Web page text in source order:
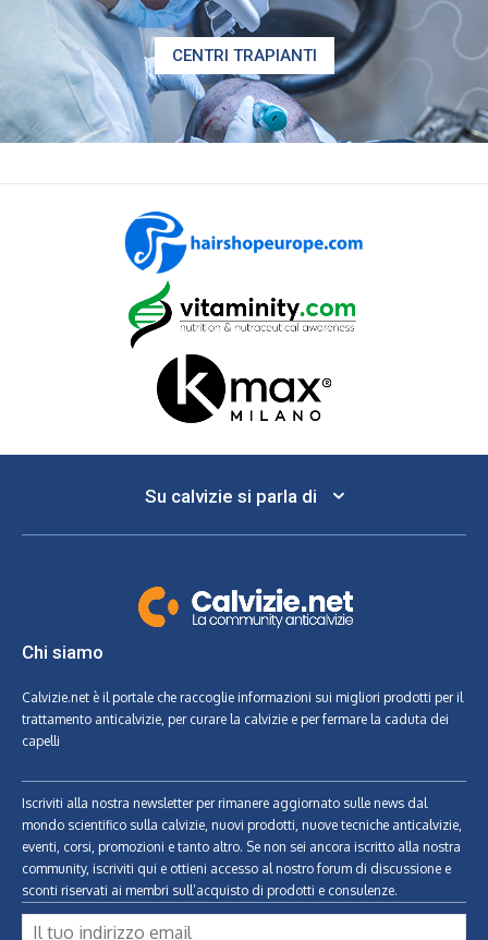
CENTRI TRAPIANTI
Su calvizie si parla di
Chi siamo
Calvizie.net è il portale che raccoglie informazioni sui migliori prodotti per il
trattamento anticalvizie, per curare la calvizie e per fermare la caduta dei
capelli
Iscriviti alla nostra newsletter per rimanere aggiornato sulle news dal
mondo scientifico sulla calvizie, nuovi prodotti, nuove tecniche anticalvizie,
eventi, corsi, promozioni e tanto altro. Se non sei ancora iscritto alla nostra
community, iscriviti qui e ottieni accesso al nostro forum di discussione e
sconti riservati ai membri sull’acquisto di prodotti e consulenze.